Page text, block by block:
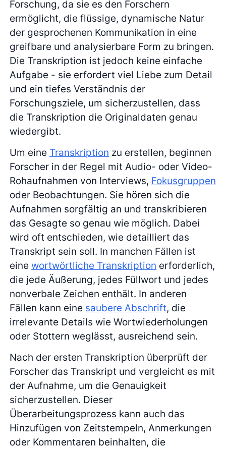
Forschung, da sie es den Forschern
ermöglicht, die flüssige, dynamische Natur
der gesprochenen Kommunikation in eine
greifbare und analysierbare Form zu bringen.
Die Transkription ist jedoch keine einfache
Aufgabe - sie erfordert viel Liebe zum Detail
und ein tiefes Verständnis der
Forschungsziele, um sicherzustellen, dass
die Transkription die Originaldaten genau
wiedergibt.
Um eine Transkription zu erstellen, beginnen
Forscher in der Regel mit Audio- oder Video-
Rohaufnahmen von Interviews, Fokusgruppen
oder Beobachtungen. Sie hören sich die
Aufnahmen sorgfältig an und transkribieren
das Gesagte so genau wie möglich. Dabei
wird oft entschieden, wie detailliert das
Transkript sein soll. In manchen Fällen ist
einewortwörtliche Transkription erforderlich,
die jede Äußerung, jedes Füllwort und jedes
nonverbale Zeichen enthält. In anderen
Fällen kann eine saubere Abschrift, die
irrelevante Details wie Wortwiederholungen
oder Stottern weglässt, ausreichend sein.
Nach der ersten Transkription überprüft der
Forscher das Transkript und vergleicht es mit
der Aufnahme, um die Genauigkeit
sicherzustellen. Dieser
Überarbeitungsprozess kann auch das
Hinzufügen von Zeitstempeln, Anmerkungen
oder Kommentaren beinhalten, die